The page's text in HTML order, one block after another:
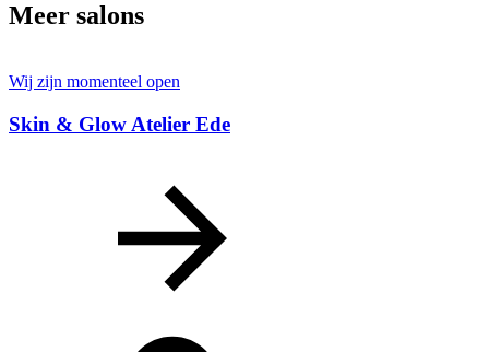
Meer salons
Wij zijn momenteel open
Skin & Glow Atelier Ede